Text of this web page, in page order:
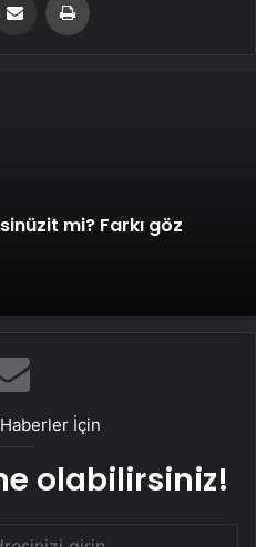
mi? Farkı göz
İçin
olabilirsiniz!